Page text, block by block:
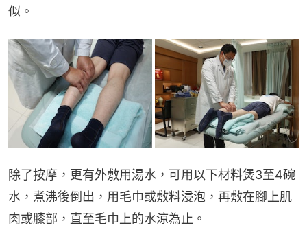
似。
除了按摩，更有外敷用湯水，可用以下材料煲3至4碗
水，煮沸後倒出，用毛巾或敷料浸泡，再敷在腳上肌
肉或膝部，直至毛巾上的水涼為止。